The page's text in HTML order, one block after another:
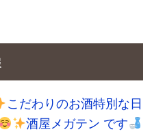
こだわりのお酒特別な日
酒屋メガテン です